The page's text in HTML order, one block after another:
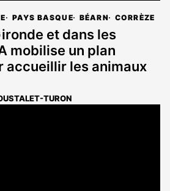
PAYS BASQUE BÉARN CORRÈZE
et dans les
mobilise un plan
accueillir les animaux
TURON